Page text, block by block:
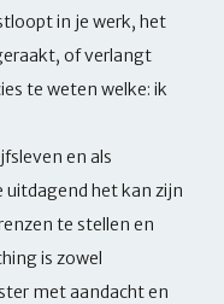
in je werk, het
of verlangt
te weten welke: ik
en als
het kan zijn
te stellen en
is zowel
met aandacht en